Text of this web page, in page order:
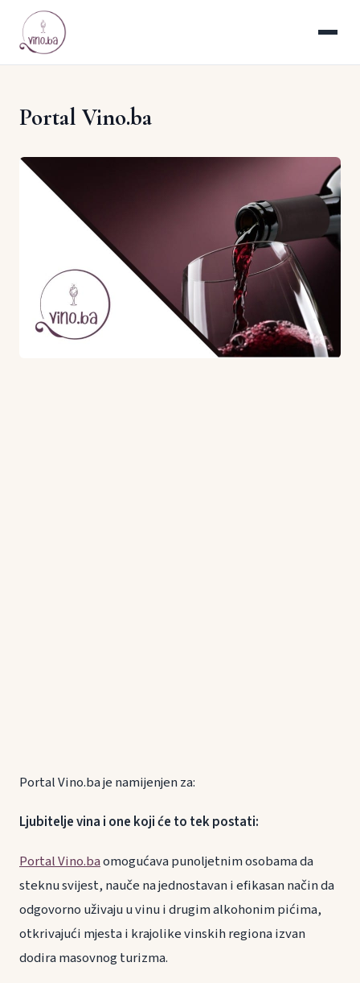
Portal Vino.ba
Portal Vino.ba je namijenjen za:
Ljubitelje vina i one koji će to tek postati:
Portal Vino.baomogućava punoljetnim osobama da
steknu svijest, nauče na jednostavan i efikasan način da
odgovorno uživaju u vinu i drugim alkohonim pićima,
otkrivajući mjesta i krajolike vinskih regiona izvan
dodira masovnog turizma.